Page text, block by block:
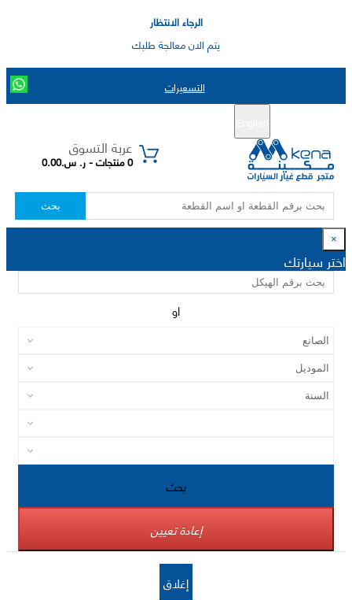
الرجاء الانتظار
يتم الان معالجة طلبك
التسعيرات
عربة التسوق
0 منتجات - ر. س.0.00
بحث
×
اختر سيارتك
او
بحث
إعادة تعيين
إغلاق